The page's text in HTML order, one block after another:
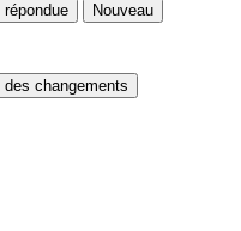
répondue
Nouveau
changements